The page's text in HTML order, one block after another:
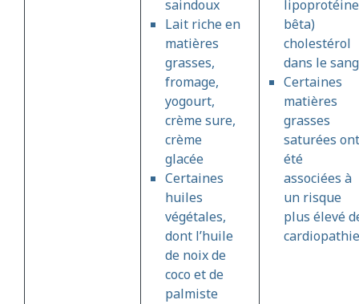
saindoux
Lait riche en
matières
grasses,
fromage,
yogourt,
crème sure,
crème
glacée
Certaines
huiles
végétales,
dont l’huile
de noix de
coco et de
palmiste
lipoprotéine
bêta)
cholestérol
dans le sang
Certaines
matières
grasses
saturées ont
été
associées à
un risque
plus élevé